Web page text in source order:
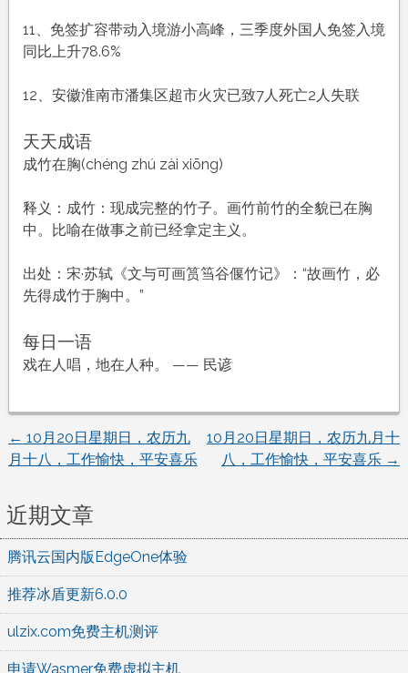
11、免签扩容带动入境游小高峰，三季度外国人免签入境
同比上升78.6%
12、安徽淮南市潘集区超市火灾已致7人死亡2人失联
天天成语
成竹在胸(chéng zhú zài xiōng)
释义：成竹：现成完整的竹子。画竹前竹的全貌已在胸
中。比喻在做事之前已经拿定主义。
出处：宋·苏轼《文与可画筼筜谷偃竹记》：“故画竹，必
先得成竹于胸中。”
每日一语
戏在人唱，地在人种。 —— 民谚
文
导
航
← 10月20日星期日，农历九
月十八，工作愉快，平安喜乐
10月20日星期日，农历九月十
八，工作愉快，平安喜乐 →
近期文章
腾讯云国内版EdgeOne体验
推荐冰盾更新6.0.0
ulzix.com免费主机测评
申请Wasmer免费虚拟主机